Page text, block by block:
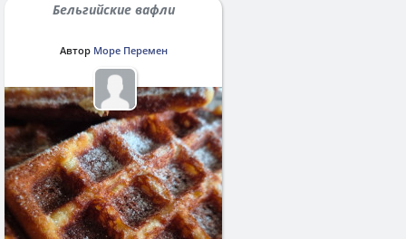
Бельгийские вафли
Автор Море Перемен